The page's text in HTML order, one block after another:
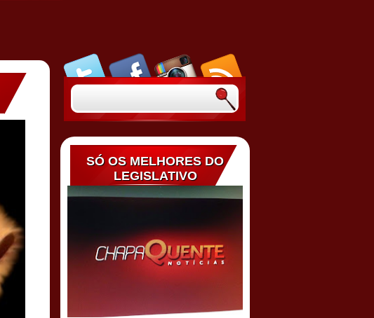
SÓ OS MELHORES DO
LEGISLATIVO